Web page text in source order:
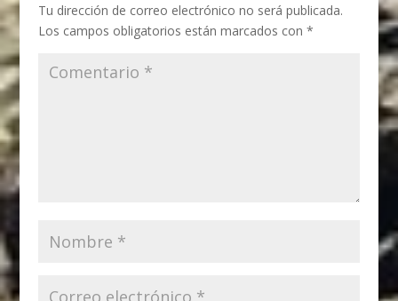
Tu dirección de correo electrónico no será publicada.
Los campos obligatorios están marcados con *